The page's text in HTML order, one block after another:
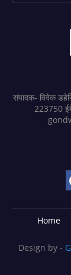
संपादक- विवेक
223750
Home
Design by -